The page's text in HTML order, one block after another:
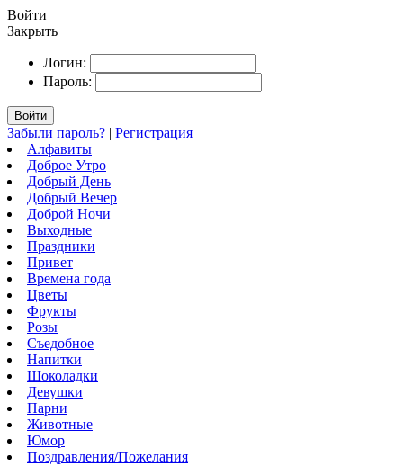
Войти
Закрыть
Логин:
Пароль:
Войти
Забыли пароль? | Регистрация
Алфавиты
Доброе Утро
Добрый День
Добрый Вечер
Доброй Ночи
Выходные
Праздники
Привет
Времена года
Цветы
Фрукты
Розы
Съедобное
Напитки
Шоколадки
Девушки
Парни
Животные
Юмор
Поздравления/Пожелания